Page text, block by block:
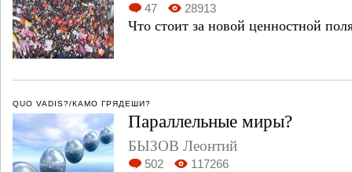
47 28913
Что стоит за новой ценностной
QUO VADIS?/КАМО ГРЯДЕШИ?
Параллельные миры?
БЫЗОВ Леонтий
502 117266